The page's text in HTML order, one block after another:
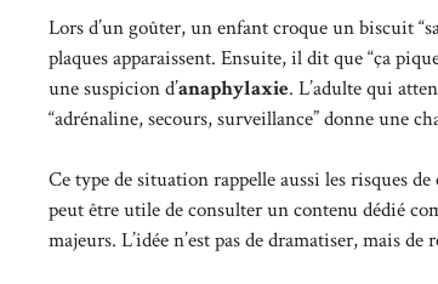
Lors d’un goûter, un enfant croque un biscuit
plaques apparaissent. Ensuite, il dit que “ça
une suspicion d’anaphylaxie. L’adulte qui
“adrénaline, secours, surveillance” donne une
Ce type de situation rappelle aussi les risques
peut être utile de consulter un contenu dédié
majeurs. L’idée n’est pas de dramatiser, mais